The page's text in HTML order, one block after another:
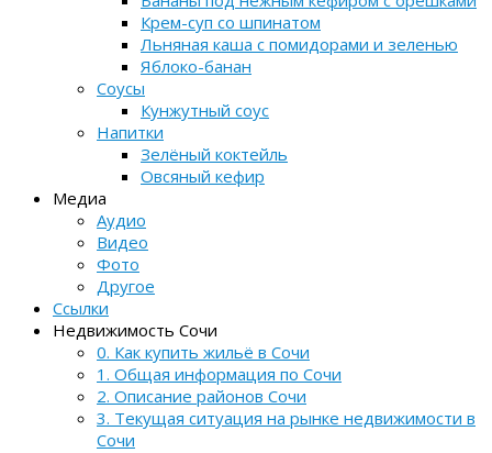
Крем-суп со шпинатом
Льняная каша с помидорами и зеленью
Яблоко-банан
Соусы
Кунжутный соус
Напитки
Зелёный коктейль
Овсяный кефир
Медиа
Аудио
Видео
Фото
Другое
Ссылки
Недвижимость Сочи
0. Как купить жильё в Сочи
1. Общая информация по Сочи
2. Описание районов Сочи
3. Текущая ситуация на рынке недвижимости в
Сочи